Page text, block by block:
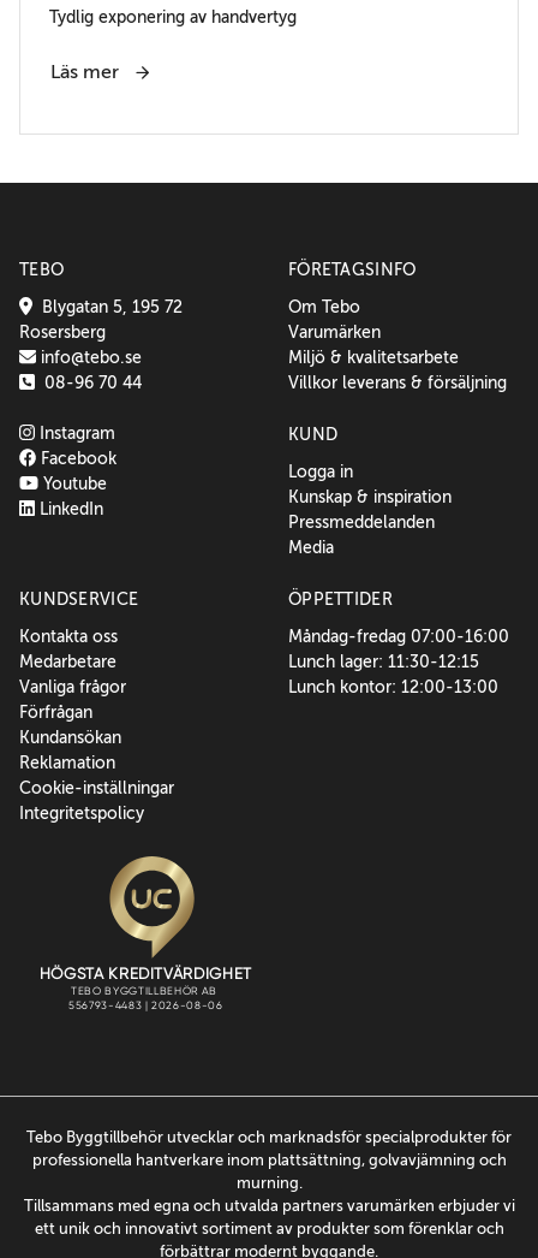
Tydlig exponering av handvertyg
Läs mer
TEBO
Blygatan 5, 195 72
Rosersberg
info@tebo.se
08-96 70 44
Instagram
Facebook
Youtube
LinkedIn
FÖRETAGSINFO
Om Tebo
Varumärken
Miljö & kvalitetsarbete
Villkor leverans & försäljning
KUND
Logga in
Kunskap & inspiration
Pressmeddelanden
Media
KUNDSERVICE
Kontakta oss
Medarbetare
Vanliga frågor
Förfrågan
Kundansökan
Reklamation
Cookie-inställningar
Integritetspolicy
ÖPPETTIDER
Måndag-fredag 07:00-16:00
Lunch lager: 11:30-12:15
Lunch kontor: 12:00-13:00
Tebo Byggtillbehör utvecklar och marknadsför specialprodukter för
professionella hantverkare inom plattsättning, golvavjämning och
murning.
Tillsammans med egna och utvalda partners varumärken erbjuder vi
ett unik och innovativt sortiment av produkter som förenklar och
förbättrar modernt byggande.